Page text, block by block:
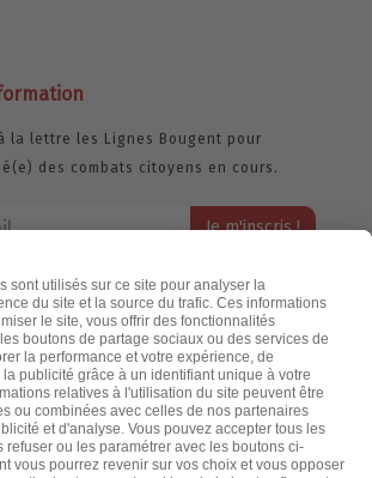
à la lettre les Lignes Bougent pour
des combats citoyens en cours.
consulter notre politique de confidentialité,
cliquez ici.
Accueil
Politique de confidentialité
Cookies